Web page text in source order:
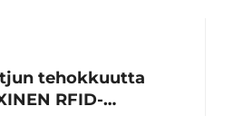
tehokkuutta
RFID-